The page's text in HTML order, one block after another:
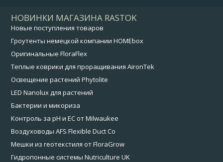
НОВИНКИ МАГАЗИНА RASTOK
Новые поступления товаров
Гроутенты немецкой компании HOMEbox
Оригинальные FloraFlex
Теплые коврики для проращивания AironTek
Освещение растений Phytolite
LED Nanolux для растений
Бактерии и микориза
Контроль за pH и EC от Milwaukee
Воздуховоды AFS Flexible Duct Co
Мешки из геотекстиля от FloraGrow
Гидропонные системы Nutriculture UK